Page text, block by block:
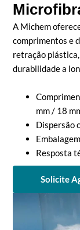
A Michem
comprimentos e
retração
durabilidade a
mm / 18
Dispersão
Resposta
Solicite